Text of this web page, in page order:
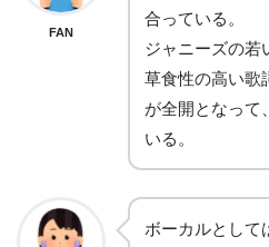
FAN
合っている。
ジャニーズの若
草食性の高い歌
が全開となって
いる。
ボーカルとして